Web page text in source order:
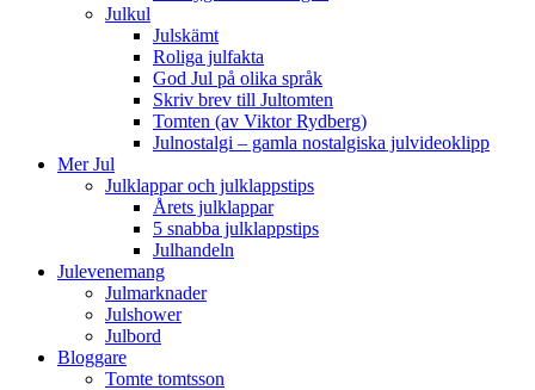
Julkul
Julskämt
Roliga julfakta
God Jul på olika språk
Skriv brev till Jultomten
Tomten (av Viktor Rydberg)
Julnostalgi – gamla nostalgiska julvideoklipp
Mer Jul
Julklappar och julklappstips
Årets julklappar
5 snabba julklappstips
Julhandeln
Julevenemang
Julmarknader
Julshower
Julbord
Bloggare
Tomte tomtsson